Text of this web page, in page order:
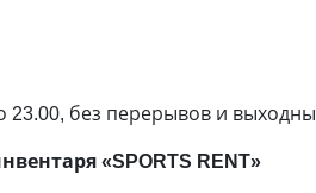
без перерывов и
«SPORTS RENT»